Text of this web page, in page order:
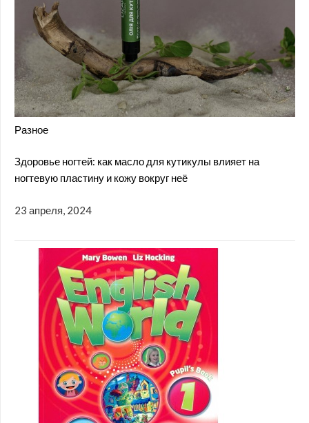
Разное
Здоровье ногтей: как масло для кутикулы влияет на
ногтевую пластину и кожу вокруг неё
23 апреля, 2024